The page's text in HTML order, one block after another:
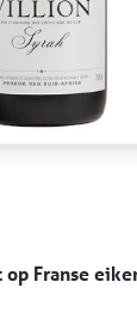
Franse